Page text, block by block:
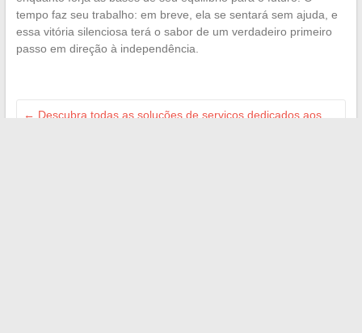
tempo faz seu trabalho: em breve, ela se sentará sem ajuda, e
essa vitória silenciosa terá o sabor de um verdadeiro primeiro
passo em direção à independência.
← Descubra todas as soluções de serviços dedicados aos